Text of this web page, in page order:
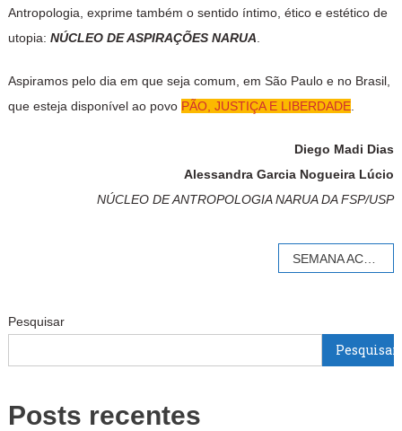
Antropologia, exprime também o sentido íntimo, ético e estético de
utopia: NÚCLEO DE ASPIRAÇÕES NARUA
Aspiramos pelo dia em que seja comum, em São Paulo e no Brasil,
que esteja disponível ao povo PÃO, JUSTIÇA E LIBERDADE.
Diego Madi Dias
Alessandra Garcia Nogueira Lúcio
NÚCLEO DE ANTROPOLOGIA NARUA DA FSP/USP
Post
Pesquisar
Pesquisar
Posts recentes